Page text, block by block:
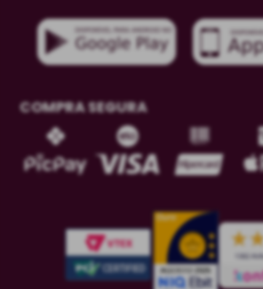
COMPRA SEGURA